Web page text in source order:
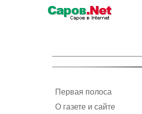
Первая полоса
О газете и сайте